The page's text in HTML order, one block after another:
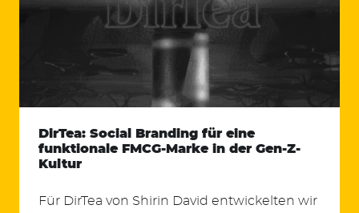
DirTea: Social Branding für eine
funktionale FMCG-Marke in der Gen-Z-
Kultur
Für DirTea von Shirin David entwickelten wir